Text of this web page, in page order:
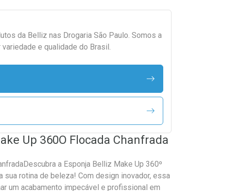
da Belliz nas Drogaria São Paulo. Somos a
variedade e qualidade do Brasil.
Up 360O Flocada Chanfrada
a Esponja Belliz Make Up 360º
sua rotina de beleza! Com design inovador, essa
um acabamento impecável e profissional em